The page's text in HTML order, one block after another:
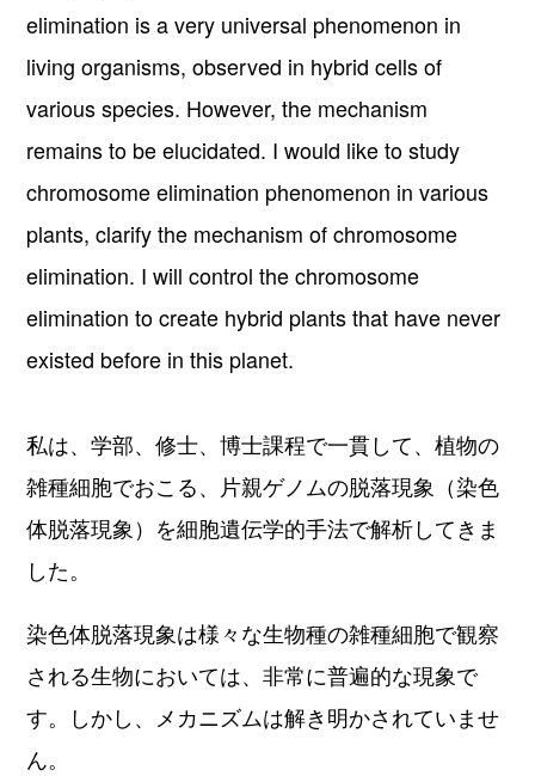
elimination is a very universal phenomenon in
living organisms, observed in hybrid cells of
various species. However, the mechanism
remains to be elucidated. I would like to study
chromosome elimination phenomenon in various
plants, clarify the mechanism of chromosome
elimination. I will control the chromosome
elimination to create hybrid plants that have never
existed before in this planet.
私は、学部、修士、博士課程で一貫して、植物の
雑種細胞でおこる、片親ゲノムの脱落現象（染色
体脱落現象）を細胞遺伝学的手法で解析してきま
した。
染色体脱落現象は様々な生物種の雑種細胞で観察
される生物においては、非常に普遍的な現象で
す。しかし、メカニズムは解き明かされていませ
ん。